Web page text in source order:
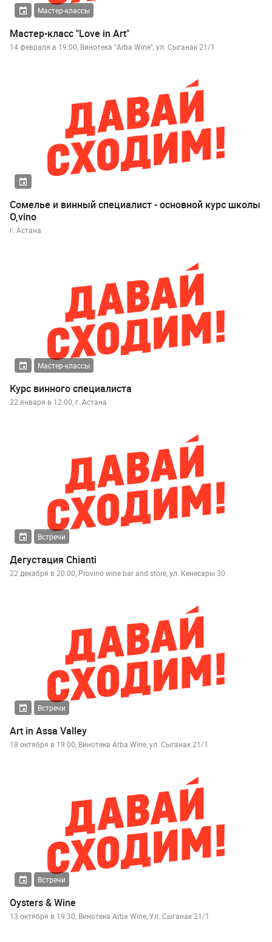
Мастер-классы
Мастер-класс "Love in Art"
14 февраля в 19:00, Винотека "Arba Wine", ул. Сыганак 21/1
Сомелье и винный специалист - основной курс школы
O,vino
г. Астана
Мастер-классы
Курс винного специалиста
22 января в 12:00, г. Астана
Встречи
Дегустация Chianti
22 декабря в 20:00, Provino wine bar and store, ул. Кенесары 30
Встречи
Art in Assa Valley
18 октября в 19:00, Винотека Arba Wine, ул. Сыганак 21/1
Встречи
Oysters & Wine
13 октября в 19:30, Винотека Arba Wine, Ул. Сыганак 21/1